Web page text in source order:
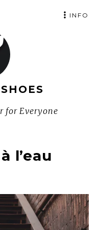
for Everyone
INFO
l’eau